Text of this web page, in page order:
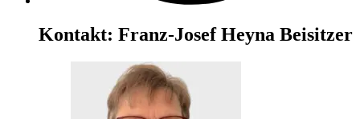
Kontakt: Franz-Josef Heyna Beisitzer